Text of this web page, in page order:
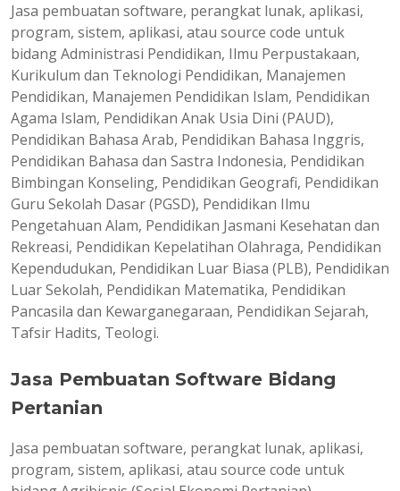
Jasa pembuatan software, perangkat lunak, aplikasi,
program, sistem, aplikasi, atau source code untuk
bidang Administrasi Pendidikan, Ilmu Perpustakaan,
Kurikulum dan Teknologi Pendidikan, Manajemen
Pendidikan, Manajemen Pendidikan Islam, Pendidikan
Agama Islam, Pendidikan Anak Usia Dini (PAUD),
Pendidikan Bahasa Arab, Pendidikan Bahasa Inggris,
Pendidikan Bahasa dan Sastra Indonesia, Pendidikan
Bimbingan Konseling, Pendidikan Geografi, Pendidikan
Guru Sekolah Dasar (PGSD), Pendidikan Ilmu
Pengetahuan Alam, Pendidikan Jasmani Kesehatan dan
Rekreasi, Pendidikan Kepelatihan Olahraga, Pendidikan
Kependudukan, Pendidikan Luar Biasa (PLB), Pendidikan
Luar Sekolah, Pendidikan Matematika, Pendidikan
Pancasila dan Kewarganegaraan, Pendidikan Sejarah,
Tafsir Hadits, Teologi.
Jasa Pembuatan Software Bidang
Pertanian
Jasa pembuatan software, perangkat lunak, aplikasi,
program, sistem, aplikasi, atau source code untuk